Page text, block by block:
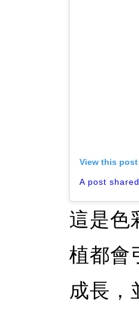
View this
這是色
植都會
成長，